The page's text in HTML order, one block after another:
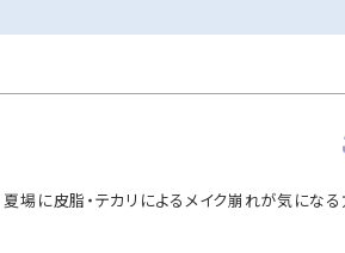
夏場に皮脂・テカリによるメイク崩れが気になる